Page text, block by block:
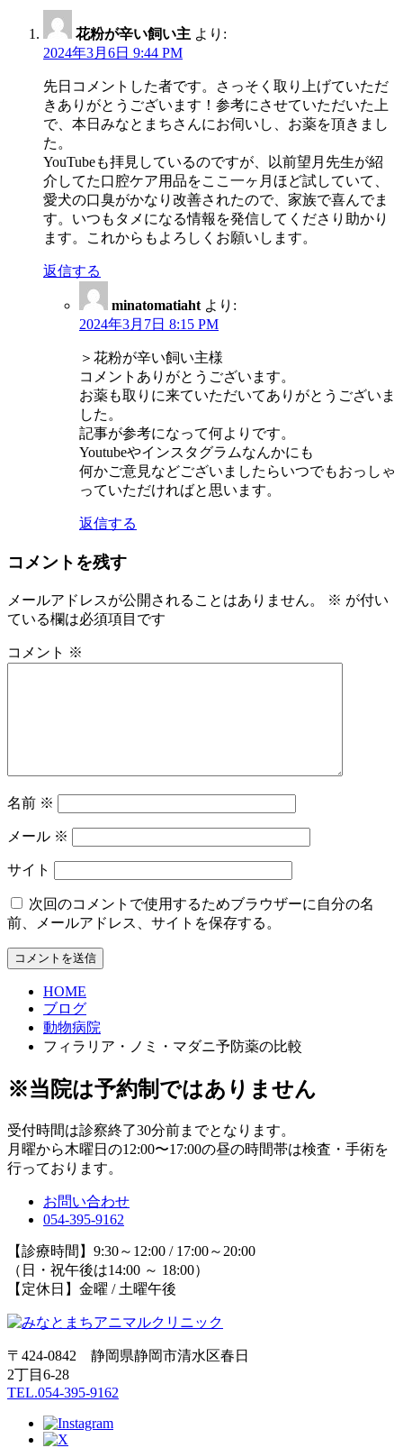
花粉が辛い飼い主 より:
2024年3月6日 9:44 PM
先日コメントした者です。さっそく取り上げていただ
きありがとうございます！参考にさせていただいた上
で、本日みなとまちさんにお伺いし、お薬を頂きまし
た。
YouTubeも拝見しているのですが、以前望月先生が紹
介してた口腔ケア用品をここ一ヶ月ほど試していて、
愛犬の口臭がかなり改善されたので、家族で喜んでま
す。いつもタメになる情報を発信してくださり助かり
ます。これからもよろしくお願いします。
返信する
minatomatiaht より:
2024年3月7日 8:15 PM
＞花粉が辛い飼い主様
コメントありがとうございます。
お薬も取りに来ていただいてありがとうございま
した。
記事が参考になって何よりです。
Youtubeやインスタグラムなんかにも
何かご意見などございましたらいつでもおっしゃ
っていただければと思います。
返信する
コメントを残す
メールアドレスが公開されることはありません。 ※ が付い
ている欄は必須項目です
コメント ※
名前 ※
メール ※
サイト
次回のコメントで使用するためブラウザーに自分の名
前、メールアドレス、サイトを保存する。
HOME
ブログ
動物病院
フィラリア・ノミ・マダニ予防薬の比較
※当院は予約制ではありません
受付時間は診察終了30分前までとなります。
月曜から木曜日の12:00〜17:00の昼の時間帯は検査・手術を
行っております。
お問い合わせ
054-395-9162
【診療時間】9:30～12:00 / 17:00～20:00
（日・祝午後は14:00 ～ 18:00）
【定休日】金曜 / 土曜午後
〒424-0842 静岡県静岡市清水区春日
2丁目6-28
TEL.054-395-9162